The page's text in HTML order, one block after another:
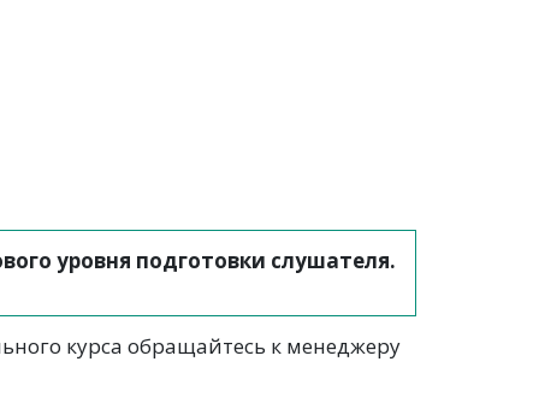
уровня подготовки слушателя.
курса обращайтесь к менеджеру